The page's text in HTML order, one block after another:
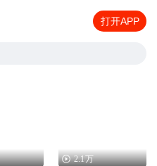
打开APP
2.1万